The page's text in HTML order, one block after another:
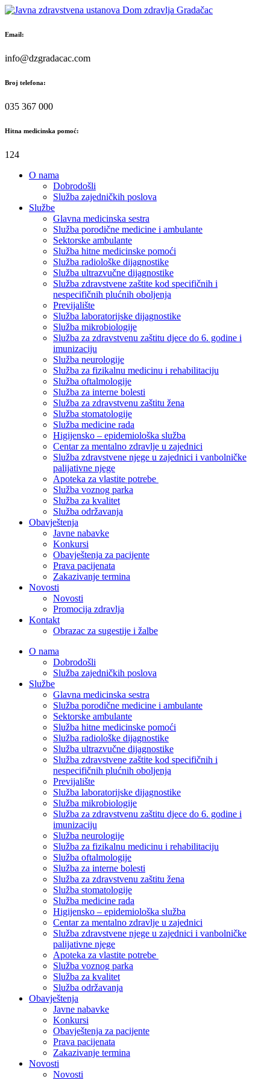
Skip
content
Email:
info@dzgradacac.com
Broj telefona:
035 367 000
Hitna medicinska pomoć:
124
O nama
Dobrodošli
Služba zajedničkih poslova
Službe
Glavna medicinska sestra
Služba porodične medicine i ambulante
Sektorske ambulante
Služba hitne medicinske pomoći
Služba radiološke dijagnostike
Služba ultrazvučne dijagnostike
Služba zdravstvene zaštite kod specifičnih i
nespecifičnih plućnih oboljenja
Previjalište
Služba laboratorijske dijagnostike
Služba mikrobiologije
Služba za zdravstvenu zaštitu djece do 6. godine i
imunizaciju
Služba neurologije
Služba za fizikalnu medicinu i rehabilitaciju
Služba oftalmologije
Služba za interne bolesti
Služba za zdravstvenu zaštitu žena
Služba stomatologije
Služba medicine rada
Higijensko – epidemiološka služba
Centar za mentalno zdravlje u zajednici
Služba zdravstvene njege u zajednici i vanbolničke
palijativne njege
Apoteka za vlastite potrebe
Služba voznog parka
Služba za kvalitet
Služba održavanja
Obavještenja
Javne nabavke
Konkursi
Obavještenja za pacijente
Prava pacijenata
Zakazivanje termina
Novosti
Novosti
Promocija zdravlja
Kontakt
Obrazac za sugestije i žalbe
O nama
Dobrodošli
Služba zajedničkih poslova
Službe
Glavna medicinska sestra
Služba porodične medicine i ambulante
Sektorske ambulante
Služba hitne medicinske pomoći
Služba radiološke dijagnostike
Služba ultrazvučne dijagnostike
Služba zdravstvene zaštite kod specifičnih i
nespecifičnih plućnih oboljenja
Previjalište
Služba laboratorijske dijagnostike
Služba mikrobiologije
Služba za zdravstvenu zaštitu djece do 6. godine i
imunizaciju
Služba neurologije
Služba za fizikalnu medicinu i rehabilitaciju
Služba oftalmologije
Služba za interne bolesti
Služba za zdravstvenu zaštitu žena
Služba stomatologije
Služba medicine rada
Higijensko – epidemiološka služba
Centar za mentalno zdravlje u zajednici
Služba zdravstvene njege u zajednici i vanbolničke
palijativne njege
Apoteka za vlastite potrebe
Služba voznog parka
Služba za kvalitet
Služba održavanja
Obavještenja
Javne nabavke
Konkursi
Obavještenja za pacijente
Prava pacijenata
Zakazivanje termina
Novosti
Novosti